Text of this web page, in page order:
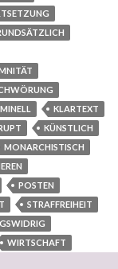
KLARTEXT
KÜNSTLICH
MONARCHISTISCH
POSTEN
STRAFFREIHEIT
WIRTSCHAFT